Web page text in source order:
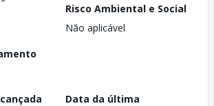
Risco Ambiental e Social
Não aplicável
Data da última